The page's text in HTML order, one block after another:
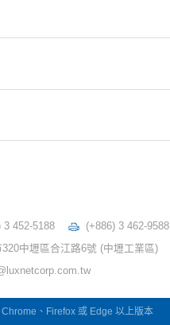
3 452-5188
(+886) 3 462-9588
320中壢區合江路6號 (中壢工業區)
、Firefox 或 Edge 以上版本